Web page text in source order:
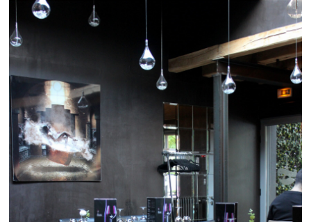
Choisir un Restaurant Val de Marne adapté à ses envies
demande un minimum de repères. Un Restaurant Val de Marne
peut séduire aussi bien les habitants que les visiteurs de
passage. L’ambiance d’un Restaurant Val de Marne participe
fortement à la qualité de l’expérience. La richesse de l’offre
culinaire d’un Restaurant Val de Marne peut faire la différence.
Des ingrédients frais sont indispensables pour un Restaurant Val
de Marne de confiance. Le sens du service peut transformer
positivement l’expérience dans un Restaurant Val de Marne.
L’emplacement d’un Restaurant Val de Marne peut simplifier
l’organisation d’un repas. Un Restaurant Val de Marne capable
de servir rapidement séduit les actifs. Pour un dîner convivial, un
Restaurant Val de Marne avec une belle ambiance est apprécié.
Un Restaurant Val de Marne constitue parfois un excellent lieu
pour échanger autour d’un repas. Un Restaurant Val de Marne
convainc plus facilement lorsqu’il reste cohérent sur les prix. Les
spécialités proposées par un Restaurant Val de Marne peuvent